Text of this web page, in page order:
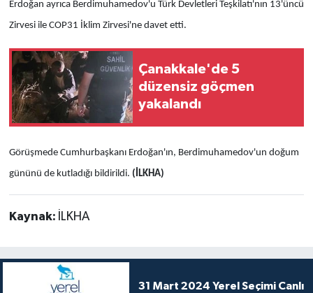
Erdoğan ayrıca Berdimuhamedov'u Türk Devletleri Teşkilatı'nın 13'üncü
Zirvesi ile COP31 İklim Zirvesi'ne davet etti.
Çanakkale'de 5
düzensiz göçmen
yakalandı
Görüşmede Cumhurbaşkanı Erdoğan'ın, Berdimuhamedov'un doğum
gününü de kutladığı bildirildi. (İLKHA)
Kaynak: İLKHA
31 Mart 2024 Yerel Seçimi Canlı